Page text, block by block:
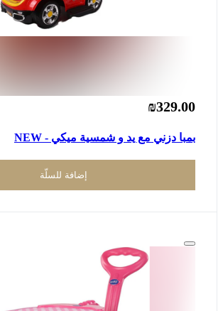
₪329.00
بمبا دزني مع يد و شمسية ميكي - NEW
إضافة للسلّة